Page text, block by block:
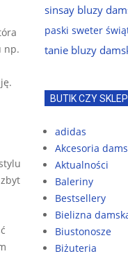
np.
sinsay bluzy
paski sweter
tanie bluzy
BUTIK CZY
adidas
Akcesoria
Aktualności
Baleriny
Bestsellery
Bielizna
Biustonosze
Biżuteria